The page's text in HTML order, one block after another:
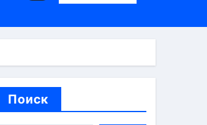
Поиск